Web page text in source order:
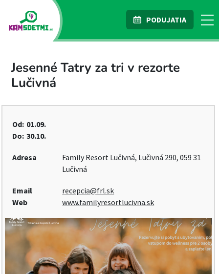
PODUJATIA
Jesenné Tatry za tri v rezorte
Lučivná
Od: 01.09.
Do: 30.10.
Adresa
Family Resort Lučivná, Lučivná 290, 059 31
Lučivná
Email
recepcia@frl.sk
Web
www.familyresortlucivna.sk